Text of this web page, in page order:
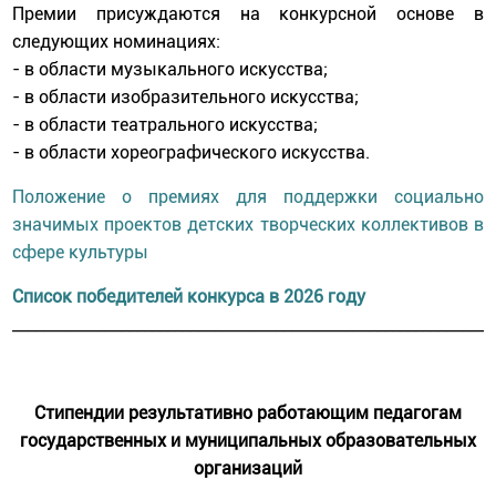
Премии присуждаются на конкурсной основе в
следующих номинациях:
- в области музыкального искусства;
- в области изобразительного искусства;
- в области театрального искусства;
- в области хореографического искусства.
Положение о премиях для поддержки социально
значимых проектов детских творческих коллективов в
сфере культуры
Список победителей конкурса в 2026 году
Стипендии результативно работающим педагогам
государственных и муниципальных образовательных
организаций